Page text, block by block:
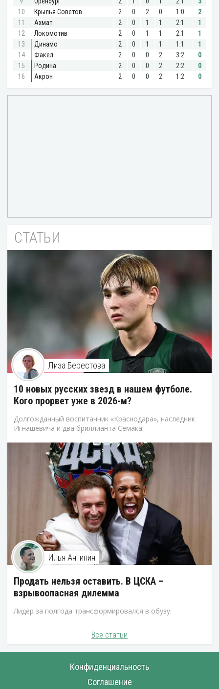
СТАТЬИ
Лиза Берестова
10 новых русских звезд в нашем футболе.
Кого прорвет уже в 2026-м?
Долгожданный воспитанник «Краснодара», наследник
Игнашевича и два бриллианта Семака.
Илья Антипин
Продать нельзя оставить. В ЦСКА –
взрывоопасная дилемма
Лидер за полгода трансформировался в обузу.
Все статьи
Конфиденциальность
Соглашение